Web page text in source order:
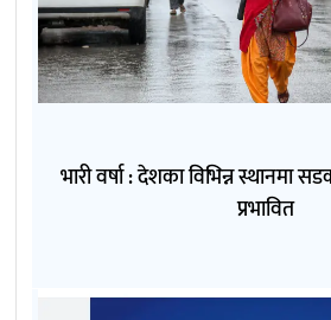
भारी वर्षा : देशका विभिन्न स्थानमा
प्रभावित